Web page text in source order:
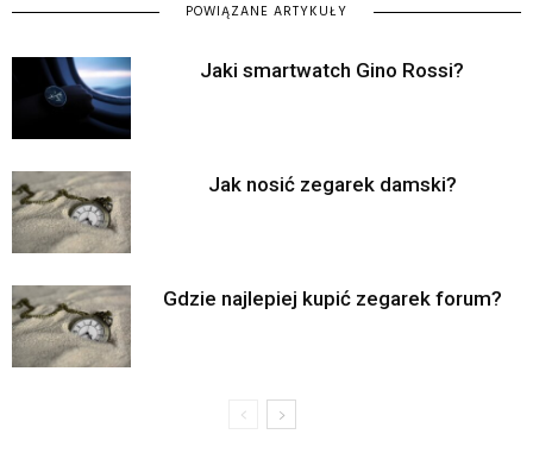
POWIĄZANE ARTYKUŁY
Jaki smartwatch Gino Rossi?
Jak nosić zegarek damski?
Gdzie najlepiej kupić zegarek forum?